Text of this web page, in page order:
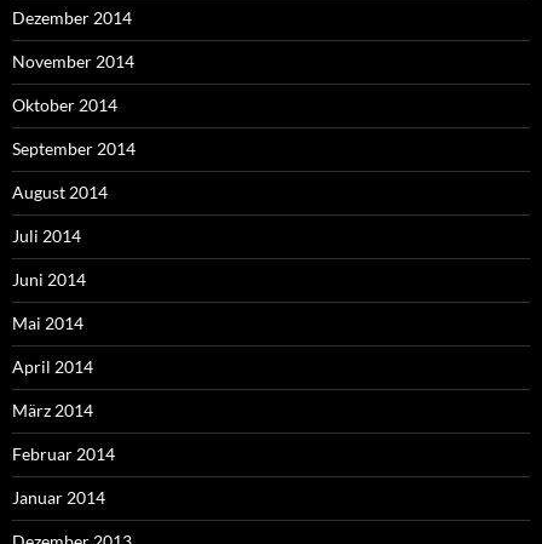
Dezember 2014
November 2014
Oktober 2014
September 2014
August 2014
Juli 2014
Juni 2014
Mai 2014
April 2014
März 2014
Februar 2014
Januar 2014